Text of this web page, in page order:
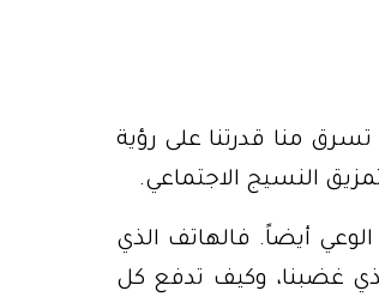
منا قدرتنا على رؤية
النسيج الاجتماعي.
الوعي أيضاً. فالهاتف الذي
غضبنا، وكيف تدفع كل